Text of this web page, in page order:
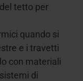
tetto per
quando si
e i travetti
con materiali
di